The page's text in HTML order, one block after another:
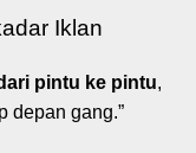
Iklan
pintu ke pintu,
depan gang.”